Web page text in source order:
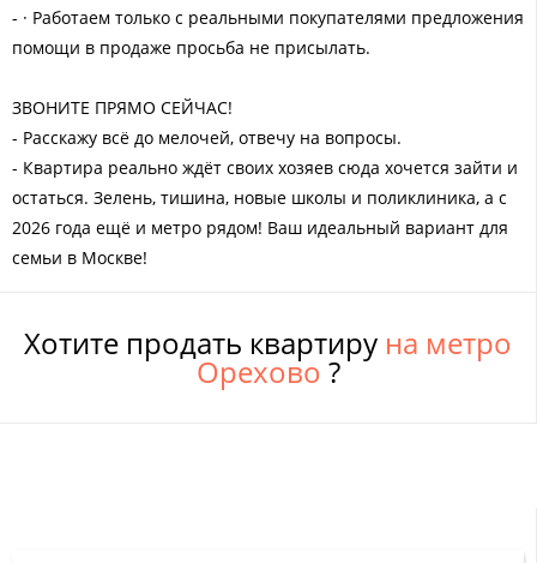
- · Работаем только с реальными покупателями предложения
помощи в продаже просьба не присылать.
ЗВОНИТЕ ПРЯМО СЕЙЧАС!
- Расскажу всё до мелочей, отвечу на вопросы.
- Квартира реально ждёт своих хозяев сюда хочется зайти и
остаться. Зелень, тишина, новые школы и поликлиника, а с
2026 года ещё и метро рядом! Ваш идеальный вариант для
семьи в Москве!
Хотите продать квартиру на метро
Орехово ?